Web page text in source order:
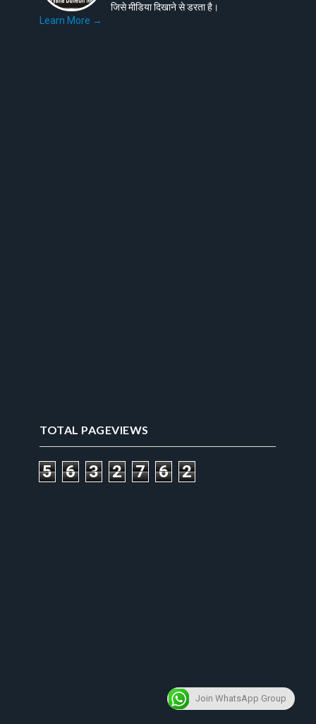
जिसे मीडिया दिखाने से डरता है।
Learn More →
TOTAL PAGEVIEWS
5 6 3 2 7 6 2
Join WhatsApp Group